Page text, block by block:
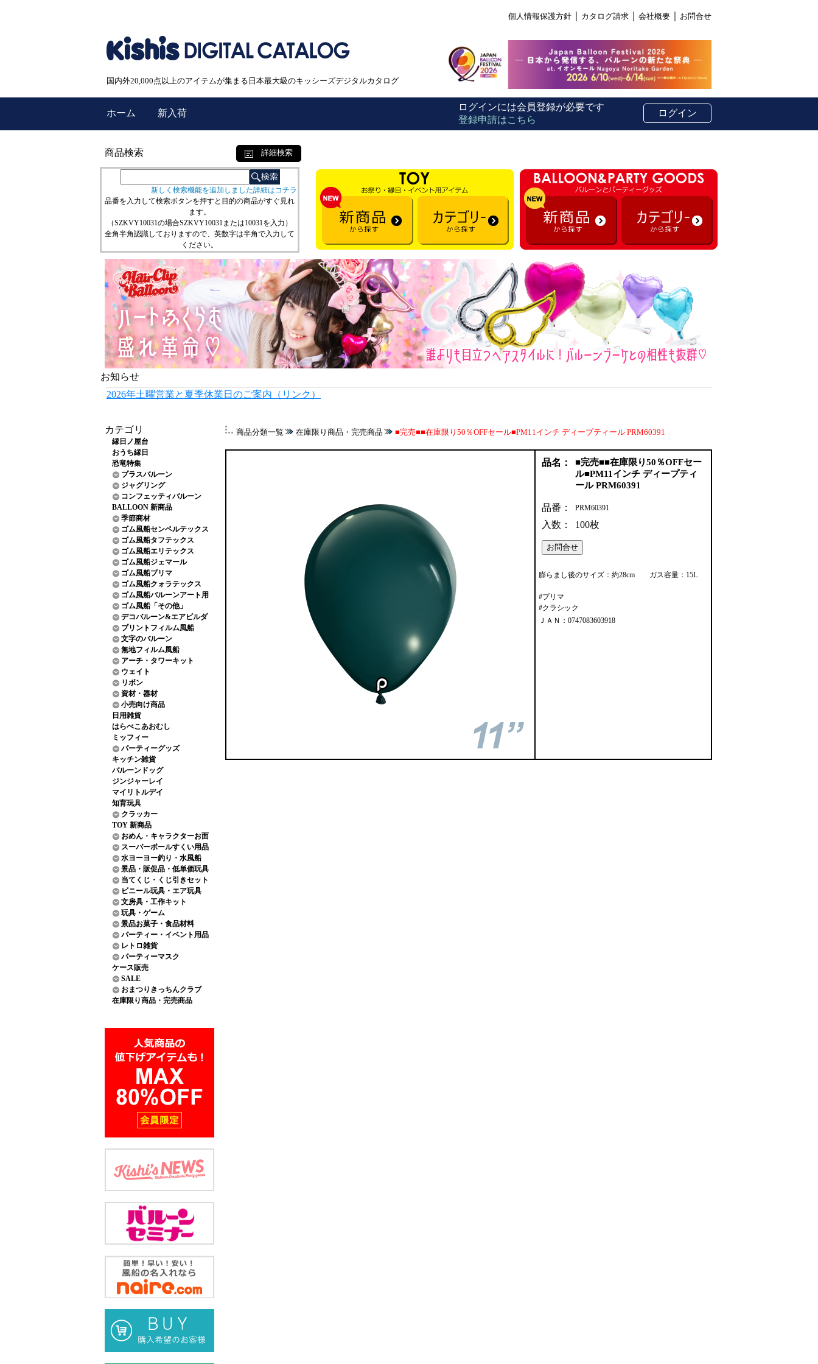
個人情報保護方針 カタログ請求 会社概要 お問合せ
国内外20,000点以上のアイテムが集まる日本最大級のキッシーズデジタルカタログ
ホーム 新入荷
ログインには会員登録が必要です
登録申請はこちら
ログイン
商品検索 詳細検索
新しく検索機能を追加しました詳細はコチラ
品番を入力して検索ボタンを押すと目的の商品がすぐ見れ
ます。
（SZKVY10031の場合SZKVY10031または10031を入力）
全角半角認識しておりますので、英数字は半角で入力して
ください。
お知らせ
2026年土曜営業と夏季休業日のご案内（リンク）
カテゴリ
縁日ノ屋台
おうち縁日
恐竜特集
プラスバルーン
ジャグリング
コンフェッティバルーン
BALLOON 新商品
季節商材
ゴム風船センペルテックス
ゴム風船タフテックス
ゴム風船エリテックス
ゴム風船ジェマール
ゴム風船プリマ
ゴム風船クォラテックス
ゴム風船バルーンアート用
ゴム風船「その他」
デコバルーン&エアビルダ
プリントフィルム風船
文字のバルーン
無地フィルム風船
アーチ・タワーキット
ウェイト
リボン
資材・器材
小売向け商品
日用雑貨
はらぺこあおむし
ミッフィー
パーティーグッズ
キッチン雑貨
バルーンドッグ
ジンジャーレイ
マイリトルデイ
知育玩具
クラッカー
TOY 新商品
おめん・キャラクターお面
スーパーボールすくい用品
水ヨーヨー釣り・水風船
景品・販促品・低単価玩具
当てくじ・くじ引きセット
ビニール玩具・エア玩具
文房具・工作キット
玩具・ゲーム
景品お菓子・食品材料
パーティー・イベント用品
レトロ雑貨
パーティーマスク
ケース販売
SALE
おまつりきっちんクラブ
在庫限り商品・完売商品
商品分類一覧 在庫限り商品・完売商品 ■完売■■在庫限り50％OFFセール■PM11インチ ディープティール PRM60391
品名：
■完売■■在庫限り50％OFFセー
ル■PM11インチ ディープティ
ール PRM60391
品番： PRM60391
入数： 100枚
膨らまし後のサイズ：約28cm ガス容量：15L
#プリマ
#クラシック
ＪＡＮ：0747083603918